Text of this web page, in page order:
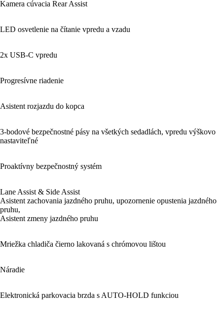
Kamera cúvacia Rear Assist
LED osvetlenie na čítanie vpredu a vzadu
2x USB-C vpredu
Progresívne riadenie
Asistent rozjazdu do kopca
3-bodové bezpečnostné pásy na všetkých sedadlách, vpredu výškovo
nastaviteľné
Proaktívny bezpečnostný systém
Lane Assist & Side Assist
Asistent zachovania jazdného pruhu, upozornenie opustenia jazdného
pruhu,
Asistent zmeny jazdného pruhu
Mriežka chladiča čierno lakovaná s chrómovou lištou
Náradie
Elektronická parkovacia brzda s AUTO-HOLD funkciou